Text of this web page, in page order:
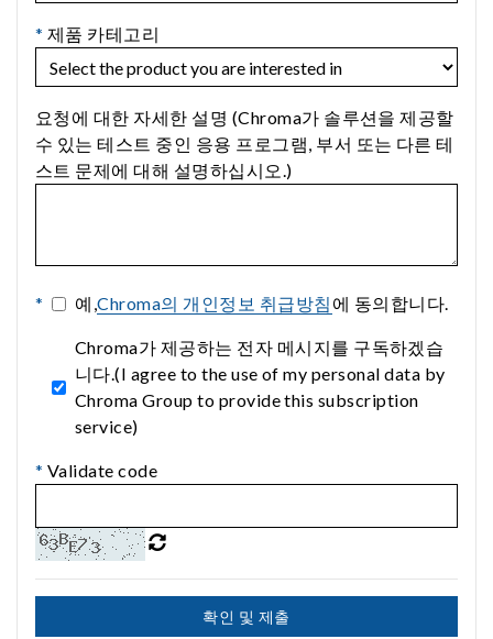
* 제품 카테고리
요청에 대한 자세한 설명 (Chroma가 솔루션을 제공할
수 있는 테스트 중인 응용 프로그램, 부서 또는 다른 테
스트 문제에 대해 설명하십시오.)
* 예,Chroma의 개인정보 취급방침 에 동의합니다.
Chroma가 제공하는 전자 메시지를 구독하겠습
니다.(I agree to the use of my personal data by
Chroma Group to provide this subscription
service)
* Validate code
확인 및 제출